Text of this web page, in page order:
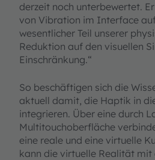
derzeit noch unterbewertet.
von Vibration im Interface
wesentlicher Teil unserer
Reduktion auf den visuellen
Einschränkung.“
So beschäftigen sich die
aktuell damit, die Haptik in
integrieren. Über eine durch
Multitouchoberfläche
eine reale und eine virtuelle
kann die virtuelle Realität mit